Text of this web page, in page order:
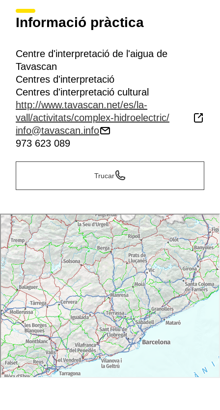
Informació pràctica
Centre d'interpretació de l'aigua de
Tavascan
Centres d'interpretació
Centres d'interpretació cultural
http://www.tavascan.net/es/la-
vall/activitats/complex-hidroelectric/
info@tavascan.info
973 623 089
Trucar